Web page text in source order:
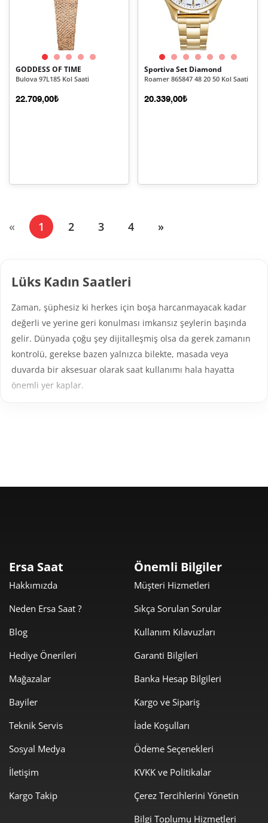
GODDESS OF TIME
Bulova 97L185 Kol Saati
22.709,00₺
Sportiva Set Diamond
Roamer 865847 48 20 50 Kol Saati
20.339,00₺
« 1 (current)
2 3 4 »
Lüks Kadın Saatleri
Zaman, şüphesiz ki herkes için boşa harcanmayacak kadar
değerli ve yerine geri konulması imkansız şeylerin başında
gelir. Dünyada çoğu şey dijitalleşmiş olsa da gerek zamanın
kontrolü, gerekse bazen yalnızca bilekte, masada veya
duvarda bir aksesuar olarak saat kullanımı hala hayatta
önemli yer kaplar.
markalarını satış portföyünde bulunduran Ersa Saat, tüm
Aksesuarın yanı sıra bir kişilik ve karakter göstergesi olarak
da kullanılan saatlerden bazıları oldukça özel bir tasarımlara
tamamlarken, tercih edilen marka ve model tarzınızı ortaya
koyar. Birbirinden güzel bayan saatleri arasında tercih
verdiğinizde seçenekleri daraltmak daha kolaydır.
Kadınlar için Lüks Saat Markaları
Her kadının zevk ve tarzına uyacak, günlük kullanımlarında,
özel gün ve gecelerde kombinlerine eşlik edecek pek çok
üretimde kullandığı malzemelerle dikkat çeker.Dünyanın en
ünlü ve lüks saat markalarının listesi aşağıdaki gibi
Ersa Saat
Hakkımızda
Neden Ersa Saat ?
Blog
Hediye Önerileri
Mağazalar
Bayiler
Teknik Servis
Sosyal Medya
İletişim
Kargo Takip
Önemli Bilgiler
Müşteri Hizmetleri
Sıkça Sorulan Sorular
Kullanım Kılavuzları
Garanti Bilgileri
Banka Hesap Bilgileri
Kargo ve Sipariş
İade Koşulları
Ödeme Seçenekleri
KVKK ve Politikalar
Çerez Tercihlerini Yönetin
Bilgi Toplumu Hizmetleri